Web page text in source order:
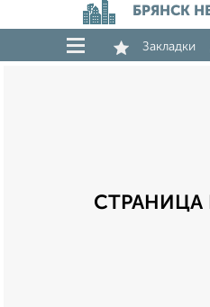
БРЯНСК
Закладки
СТРАНИЦА